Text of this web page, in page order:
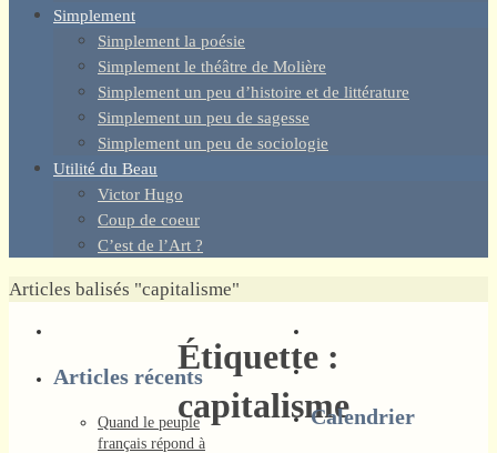
Simplement
Simplement la poésie
Simplement le théâtre de Molière
Simplement un peu d’histoire et de littérature
Simplement un peu de sagesse
Simplement un peu de sociologie
Utilité du Beau
Victor Hugo
Coup de coeur
C’est de l’Art ?
Home
Articles balisés "capitalisme"
Étiquette :
capitalisme
Articles récents
Quand le peuple
français répond à
Calendrier